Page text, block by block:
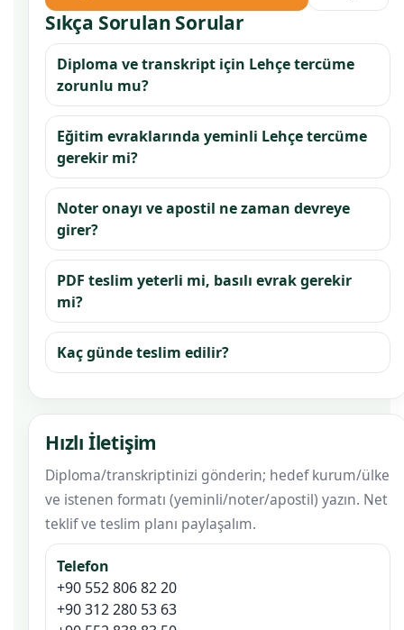
Sıkça Sorulan Sorular
Diploma ve transkript için Lehçe tercüme
zorunlu mu?
Eğitim evraklarında yeminli Lehçe tercüme
gerekir mi?
Noter onayı ve apostil ne zaman devreye
girer?
PDF teslim yeterli mi, basılı evrak gerekir
mi?
Kaç günde teslim edilir?
Hızlı İletişim
Diploma/transkriptinizi gönderin; hedef kurum/ülke
ve istenen formatı (yeminli/noter/apostil) yazın. Net
teklif ve teslim planı paylaşalım.
Telefon
+90 552 806 82 20
+90 312 280 53 63